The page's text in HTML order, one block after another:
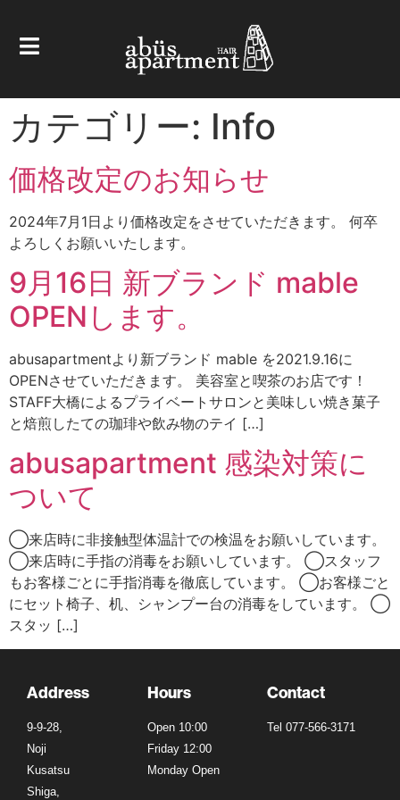
カテゴリー: Info
価格改定のお知らせ
2024年7月1日より価格改定をさせていただきます。 何卒
よろしくお願いいたします。
9月16日 新ブランド mable
OPENします。
abusapartmentより新ブランド mable を2021.9.16に
OPENさせていただきます。 美容室と喫茶のお店です！
STAFF大橋によるプライベートサロンと美味しい焼き菓子
と焙煎したての珈琲や飲み物のテイ […]
abusapartment 感染対策に
ついて
◯来店時に非接触型体温計での検温をお願いしています。
◯来店時に手指の消毒をお願いしています。 ◯スタッフ
もお客様ごとに手指消毒を徹底しています。 ◯お客様ごと
にセット椅子、机、シャンプー台の消毒をしています。 ◯
スタッ […]
Address
9-9-28,
Noji
Kusatsu
Shiga,
Hours
Open 10:00
Friday 12:00
Monday Open
Contact
Tel 077-566-3171